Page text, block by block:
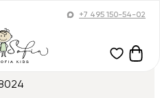
+7 495 150-54-02